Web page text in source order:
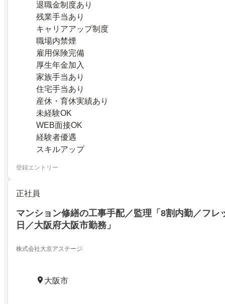
退職金制度あり
残業手当あり
キャリアアップ制度
職場内禁煙
雇用保険完備
厚生年金加入
家族手当あり
住宅手当あり
産休・育休実績あり
未経験OK
WEB面接OK
経験者優遇
スキルアップ
登録エントリー
正社員
マンション修繕の工事手配／監理「8割内勤／フレ
日／大阪府大阪市勤務」
株式会社大京アステージ
大阪市